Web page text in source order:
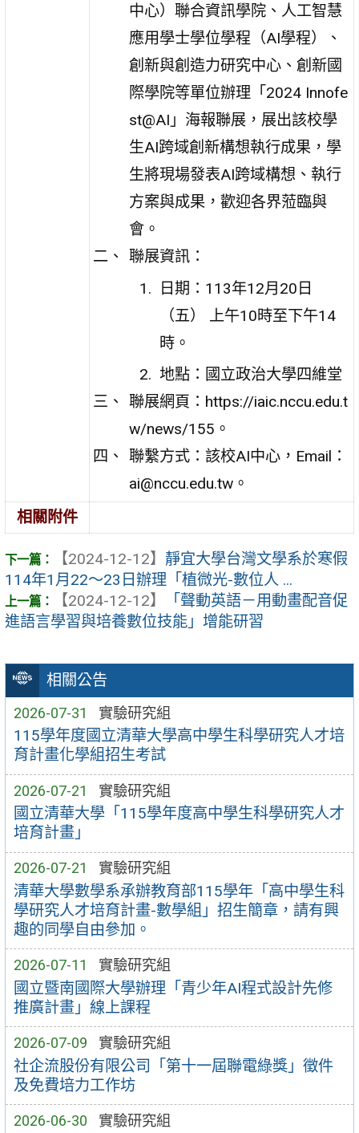
相關公告
2026-07-31 實驗研究組
115學年度國立清華大學高中學生科學研究人才培
育計畫化學組招生考試
2026-07-21 實驗研究組
國立清華大學「115學年度高中學生科學研究人才
培育計畫」
2026-07-21 實驗研究組
清華大學數學系承辦教育部115學年「高中學生科
學研究人才培育計畫-數學組」招生簡章，請有興
趣的同學自由參加。
2026-07-11 實驗研究組
國立暨南國際大學辦理「青少年AI程式設計先修
推廣計畫」線上課程
2026-07-09 實驗研究組
社企流股份有限公司「第十一屆聯電綠獎」徵件
及免費培力工作坊
2026-06-30 實驗研究組
中心）聯合資訊學院、人工智慧
應用學士學位學程（AI學程）、
創新與創造力研究中心、創新國
際學院等單位辦理「2024 Innofe
st@AI」海報聯展，展出該校學
生AI跨域創新構想執行成果，學
生將現場發表AI跨域構想、執行
方案與成果，歡迎各界蒞臨與
會。
聯展資訊：
日期：113年12月20日
（五） 上午10時至下午14
時。
地點：國立政治大學四維堂
聯展網頁：https://iaic.nccu.edu.t
w/news/155。
聯繫方式：該校AI中心，Email：
ai@nccu.edu.tw。
相關附件
【2024-12-12】 靜宜大學台灣文學系於寒假
114年1月22～23日辦理「植微光-數位人 ...
【2024-12-12】
「聲動英語－用動畫配音促
進語言學習與培養數位技能」增能研習